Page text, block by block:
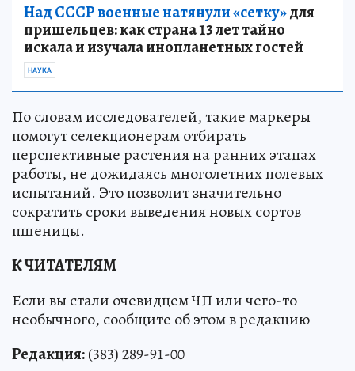
Над СССР военные натянули «сетку»для
пришельцев: как страна 13 лет тайно
искала и изучала инопланетных гостей
НАУКА
По словам исследователей, такие маркеры
помогут селекционерам отбирать
перспективные растения на ранних этапах
работы, не дожидаясь многолетних полевых
испытаний. Это позволит значительно
сократить сроки выведения новых сортов
пшеницы.
К ЧИТАТЕЛЯМ
Если вы стали очевидцем ЧП или чего-то
необычного, сообщите об этом в редакцию
Редакция:(383) 289-91-00